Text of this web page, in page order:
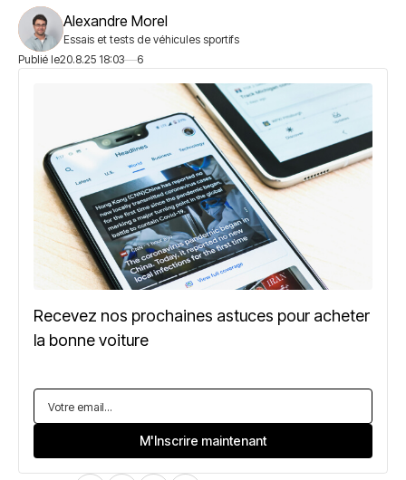
Alexandre Morel
Essais et tests de véhicules sportifs
Publié le20.8.25 18:03 6
Recevez nos prochaines astuces pour acheter
la bonne voiture